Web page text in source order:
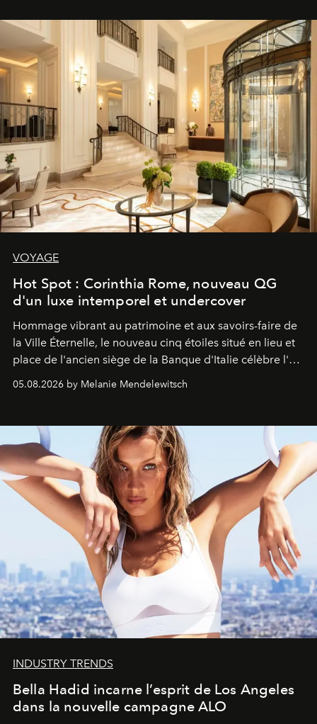
VOYAGE
Hot Spot : Corinthia Rome, nouveau QG
d'un luxe intemporel et undercover
Hommage vibrant au patrimoine et aux savoirs-faire de
la Ville Éternelle, le nouveau cinq étoiles situé en lieu et
place de l'ancien siège de la Banque d'Italie célèbre l'art
de vivre Romain dans toute son élégance intemporelle.
05.08.2026 by Melanie Mendelewitsch
INDUSTRY TRENDS
Bella Hadid incarne l’esprit de Los Angeles
dans la nouvelle campagne ALO